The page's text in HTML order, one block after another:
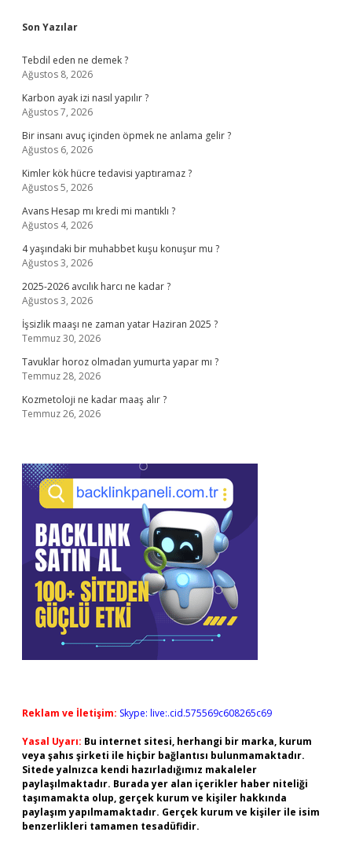
Sidebar
Son Yazılar
Tebdil eden ne demek ?
Ağustos 8, 2026
Karbon ayak izi nasıl yapılır ?
Ağustos 7, 2026
Bir insanı avuç içinden öpmek ne anlama gelir ?
Ağustos 6, 2026
Kimler kök hücre tedavisi yaptıramaz ?
Ağustos 5, 2026
Avans Hesap mı kredi mi mantıklı ?
Ağustos 4, 2026
4 yaşındaki bir muhabbet kuşu konuşur mu ?
Ağustos 3, 2026
2025-2026 avcılık harcı ne kadar ?
Ağustos 3, 2026
İşsizlik maaşı ne zaman yatar Haziran 2025 ?
Temmuz 30, 2026
Tavuklar horoz olmadan yumurta yapar mı ?
Temmuz 28, 2026
Kozmetoloji ne kadar maaş alır ?
Temmuz 26, 2026
Reklam ve İletişim: Skype: live:.cid.575569c608265c69
Yasal Uyarı: Bu internet sitesi, herhangi bir marka, kurum
veya şahıs şirketi ile hiçbir bağlantısı bulunmamaktadır.
Sitede yalnızca kendi hazırladığımız makaleler
paylaşılmaktadır. Burada yer alan içerikler haber niteliği
taşımamakta olup, gerçek kurum ve kişiler hakkında
paylaşım yapılmamaktadır. Gerçek kurum ve kişiler ile isim
benzerlikleri tamamen tesadüfidir.